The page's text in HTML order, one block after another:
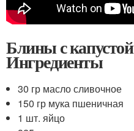
Блины с капустой
Ингредиенты
30 гр масло сливочное
150 гр мука пшеничная
1 шт. яйцо